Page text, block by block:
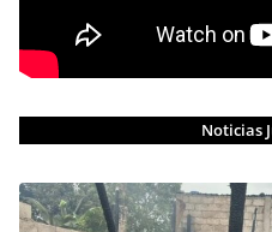
Noticias